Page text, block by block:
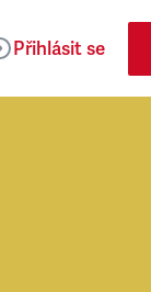
Přihlásit se